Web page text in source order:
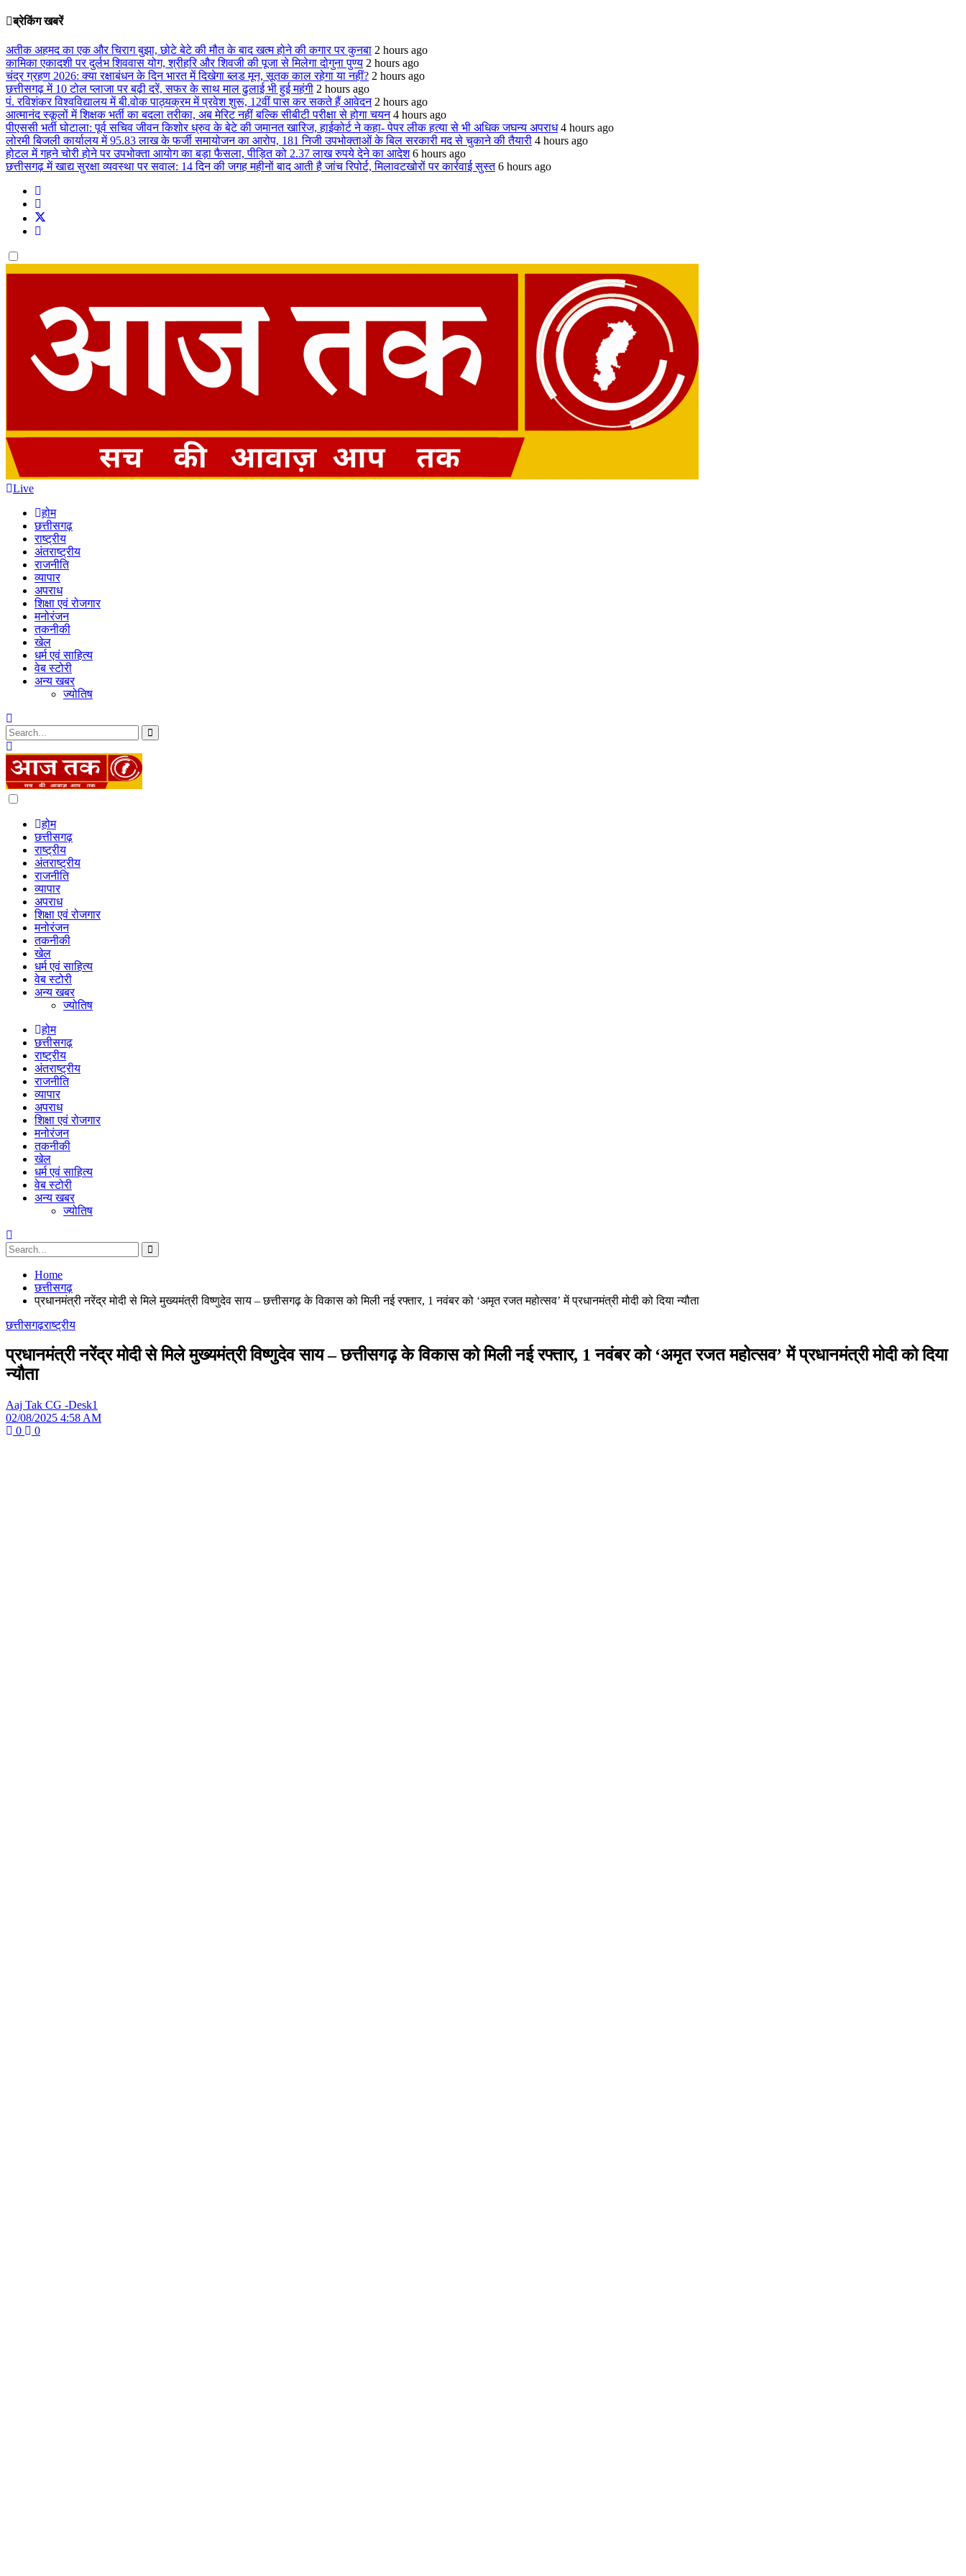
ब्रेकिंग खबरें
अतीक अहमद का एक और चिराग बुझा, छोटे बेटे की मौत के बाद खत्म होने की कगार पर कुनबा 2 hours ago
कामिका एकादशी पर दुर्लभ शिववास योग, श्रीहरि और शिवजी की पूजा से मिलेगा दोगुना पुण्य 2 hours ago
चंद्र ग्रहण 2026: क्या रक्षाबंधन के दिन भारत में दिखेगा ब्लड मून, सूतक काल रहेगा या नहीं? 2 hours ago
छत्तीसगढ़ में 10 टोल प्लाजा पर बढ़ी दरें, सफर के साथ माल ढुलाई भी हुई महंगी 2 hours ago
पं. रविशंकर विश्वविद्यालय में बी.वोक पाठ्यक्रम में प्रवेश शुरू, 12वीं पास कर सकते हैं आवेदन 2 hours ago
आत्मानंद स्कूलों में शिक्षक भर्ती का बदला तरीका, अब मेरिट नहीं बल्कि सीबीटी परीक्षा से होगा चयन 4 hours ago
पीएससी भर्ती घोटाला: पूर्व सचिव जीवन किशोर ध्रुव के बेटे की जमानत खारिज, हाईकोर्ट ने कहा- पेपर लीक हत्या से भी अधिक जघन्य अपराध 4 hours ago
लोरमी बिजली कार्यालय में 95.83 लाख के फर्जी समायोजन का आरोप, 181 निजी उपभोक्ताओं के बिल सरकारी मद से चुकाने की तैयारी 4 hours ago
होटल में गहने चोरी होने पर उपभोक्ता आयोग का बड़ा फैसला, पीड़ित को 2.37 लाख रुपये देने का आदेश 6 hours ago
छत्तीसगढ़ में खाद्य सुरक्षा व्यवस्था पर सवाल: 14 दिन की जगह महीनों बाद आती है जांच रिपोर्ट, मिलावटखोरों पर कार्रवाई सुस्त 6 hours ago
Dark
mode
Live
होम
छत्तीसगढ़
राष्ट्रीय
अंतराष्ट्रीय
राजनीति
व्यापार
अपराध
शिक्षा एवं रोजगार
मनोरंजन
तकनीकी
खेल
धर्म एवं साहित्य
वेब स्टोरी
अन्य खबर
ज्योतिष
Dark
होम
छत्तीसगढ़
राष्ट्रीय
अंतराष्ट्रीय
राजनीति
व्यापार
अपराध
शिक्षा एवं रोजगार
मनोरंजन
तकनीकी
खेल
धर्म एवं साहित्य
वेब स्टोरी
अन्य खबर
ज्योतिष
होम
छत्तीसगढ़
राष्ट्रीय
अंतराष्ट्रीय
राजनीति
व्यापार
अपराध
शिक्षा एवं रोजगार
मनोरंजन
तकनीकी
खेल
धर्म एवं साहित्य
वेब स्टोरी
अन्य खबर
ज्योतिष
Home
छत्तीसगढ़
प्रधानमंत्री नरेंद्र मोदी से मिले मुख्यमंत्री विष्णुदेव साय – छत्तीसगढ़ के विकास को मिली नई रफ्तार, 1 नवंबर को ‘अमृत रजत महोत्सव’ में प्रधानमंत्री मोदी को दिया न्यौता
छत्तीसगढ़राष्ट्रीय
प्रधानमंत्री नरेंद्र मोदी से मिले मुख्यमंत्री विष्णुदेव साय – छत्तीसगढ़ के विकास को मिली नई रफ्तार, 1 नवंबर को ‘अमृत रजत महोत्सव’ में प्रधानमंत्री मोदी को दिया
न्यौता
Aaj Tak CG -Desk1
02/08/2025 4:58 AM
0
0